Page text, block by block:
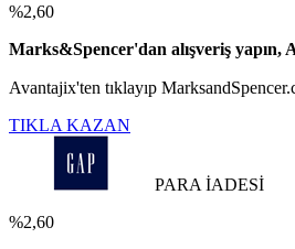
%2,60
Marks&Spencer'dan alışveriş yapın,
Avantajix'ten tıklayıp
TIKLA KAZAN
PARA İADESİ
%2,60